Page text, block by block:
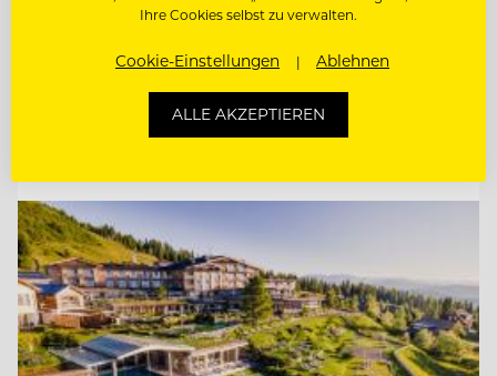
KÜCHENCHEF A LA CARTE (M/W/D)
Ihre Cookies selbst zu verwalten.
Cookie-Einstellungen Ablehnen
ALLE AKZEPTIEREN